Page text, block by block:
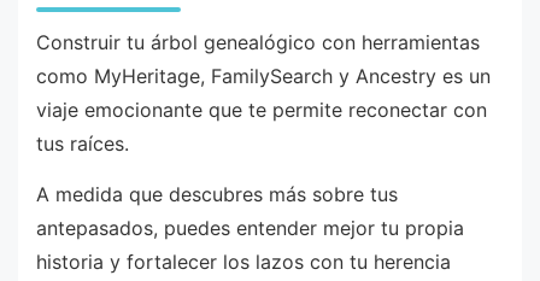
Construir tu árbol genealógico con herramientas
como MyHeritage, FamilySearch y Ancestry es un
viaje emocionante que te permite reconectar con
tus raíces.
A medida que descubres más sobre tus
antepasados, puedes entender mejor tu propia
historia y fortalecer los lazos con tu herencia